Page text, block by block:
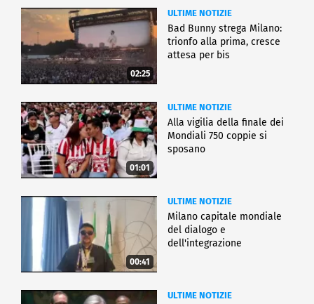
02:25
ULTIME NOTIZIE
Bad Bunny strega Milano:
trionfo alla prima, cresce
attesa per bis
01:01
ULTIME NOTIZIE
Alla vigilia della finale dei
Mondiali 750 coppie si
sposano
00:41
ULTIME NOTIZIE
Milano capitale mondiale
del dialogo e
dell'integrazione
ULTIME NOTIZIE